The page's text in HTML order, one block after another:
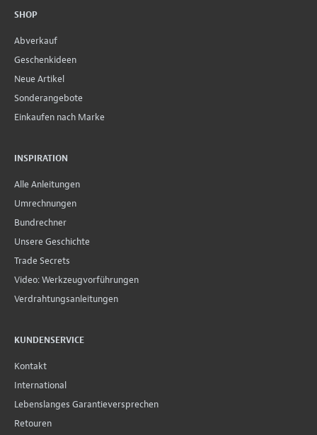
SHOP
Abverkauf
Geschenkideen
Neue Artikel
Sonderangebote
Einkaufen nach Marke
INSPIRATION
Alle Anleitungen
Umrechnungen
Bundrechner
Unsere Geschichte
Trade Secrets
Video: Werkzeugvorführungen
Verdrahtungsanleitungen
KUNDENSERVICE
Kontakt
International
Lebenslanges Garantieversprechen
Retouren